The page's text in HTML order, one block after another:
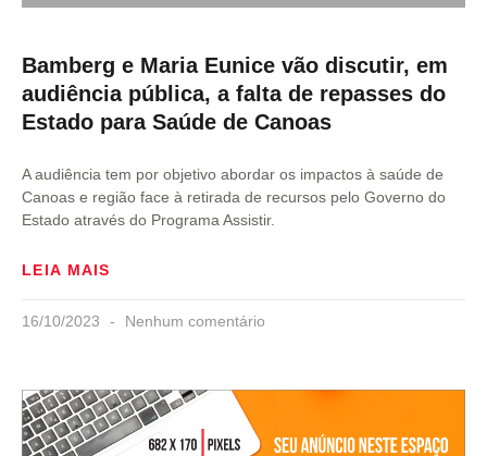
Bamberg e Maria Eunice vão discutir, em
audiência pública, a falta de repasses do
Estado para Saúde de Canoas
A audiência tem por objetivo abordar os impactos à saúde de
Canoas e região face à retirada de recursos pelo Governo do
Estado através do Programa Assistir.
LEIA MAIS
16/10/2023 Nenhum comentário